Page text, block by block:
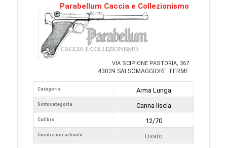
Parabellum Caccia e Collezionismo
VIA SCIPIONE PASTORIA, 267
43039 SALSOMAGGIORE TERME
Categoria
Sottocategoria
Calibro
Condizioni articolo
Arma Lunga
Canna liscia
12/70
Usato